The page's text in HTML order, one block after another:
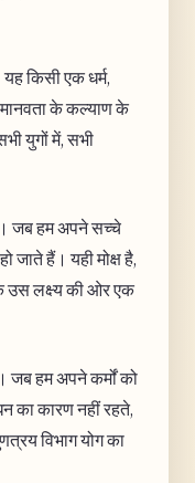
किसी एक धर्म,
मानवता के कल्याण के
युगों में, सभी
जब हम अपने सच्चे
जाते हैं। यही मोक्ष है,
उस लक्ष्य की ओर एक
जब हम अपने कर्मों को
का कारण नहीं रहते,
विभाग योग का